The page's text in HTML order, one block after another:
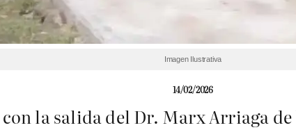
Imagen Ilustrativa
14/02/2026
la salida del Dr. Marx Arriaga